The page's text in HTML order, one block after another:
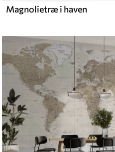
Magnolietræ i haven